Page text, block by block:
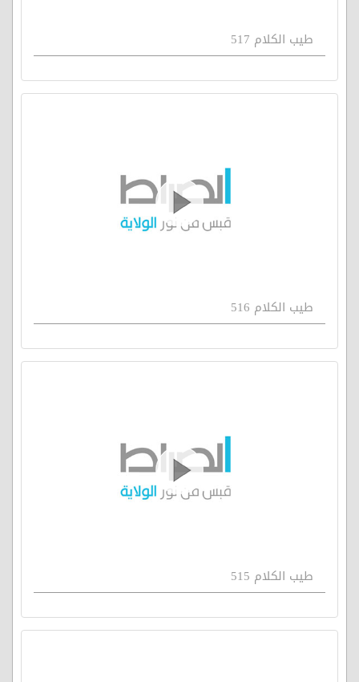
طيب الكلام 517
طيب الكلام 516
طيب الكلام 515